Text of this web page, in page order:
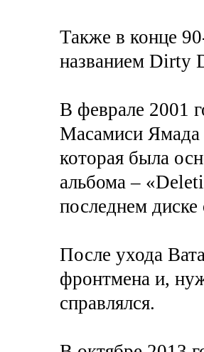
Также в конце
названием Dirty
В феврале 2001
Масамиси Ямада
которая была
альбома –
последнем
После ухода
фронтмена и,
справлялся.